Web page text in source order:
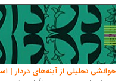
تحلیلی از آینه‌های دردار | اسحاق